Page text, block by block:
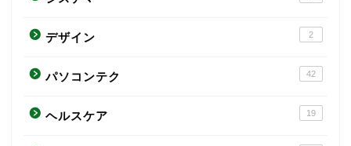
デザイン 2
パソコンテク 42
ヘルスケア 19